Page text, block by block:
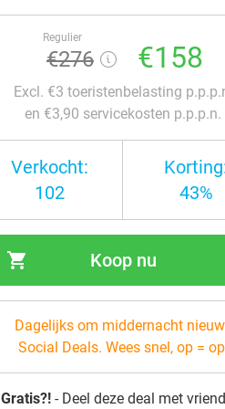
Regulier
€276 €158
Excl. €3 toeristenbelasting
en €3,90 servicekosten p.p.p.n.
Verkocht:
102
43%
shopping_cart Koop nu
Dagelijks om middernacht
Social Deals. Wees snel, op =
Gratis?! - Deel deze deal met